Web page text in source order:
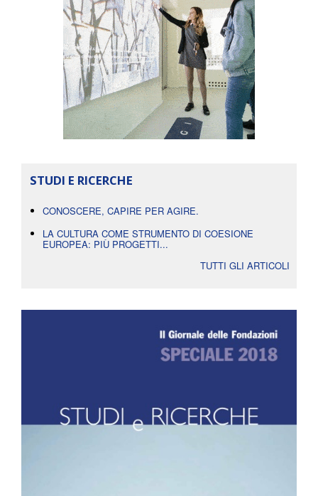
STUDI E RICERCHE
CONOSCERE, CAPIRE PER AGIRE.
LA CULTURA COME STRUMENTO DI COESIONE
EUROPEA: PIÙ PROGETTI...
TUTTI GLI ARTICOLI